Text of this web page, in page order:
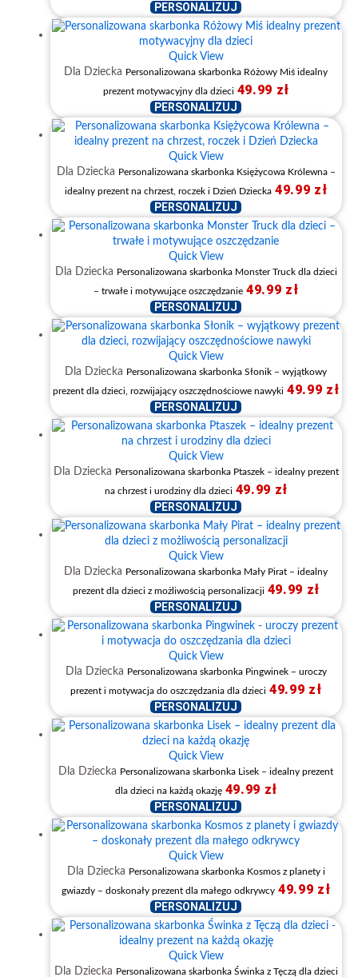
PERSONALIZUJ
Quick View
Dla Dziecka Personalizowana skarbonka Różowy Miś idealny
prezent motywacyjny dla dzieci 49.99 zł
PERSONALIZUJ
Quick View
Dla Dziecka Personalizowana skarbonka Księżycowa Królewna –
idealny prezent na chrzest, roczek i Dzień Dziecka 49.99 zł
PERSONALIZUJ
Quick View
Dla Dziecka Personalizowana skarbonka Monster Truck dla dzieci
– trwałe i motywujące oszczędzanie 49.99 zł
PERSONALIZUJ
Quick View
Dla Dziecka Personalizowana skarbonka Słonik – wyjątkowy
prezent dla dzieci, rozwijający oszczędnościowe nawyki 49.99 zł
PERSONALIZUJ
Quick View
Dla Dziecka Personalizowana skarbonka Ptaszek – idealny prezent
na chrzest i urodziny dla dzieci 49.99 zł
PERSONALIZUJ
Quick View
Dla Dziecka Personalizowana skarbonka Mały Pirat – idealny
prezent dla dzieci z możliwością personalizacji 49.99 zł
PERSONALIZUJ
Quick View
Dla Dziecka Personalizowana skarbonka Pingwinek – uroczy
prezent i motywacja do oszczędzania dla dzieci 49.99 zł
PERSONALIZUJ
Quick View
Dla Dziecka Personalizowana skarbonka Lisek – idealny prezent
dla dzieci na każdą okazję 49.99 zł
PERSONALIZUJ
Quick View
Dla Dziecka Personalizowana skarbonka Kosmos z planety i
gwiazdy – doskonały prezent dla małego odkrywcy 49.99 zł
PERSONALIZUJ
Quick View
Dla Dziecka Personalizowana skarbonka Świnka z Tęczą dla dzieci